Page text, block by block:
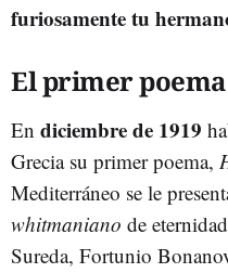
furiosamente tu
El primer poema
En diciembre de 1919
Grecia su primer poema,
Mediterráneo se le
whitmaniano de
Sureda, Fortunio